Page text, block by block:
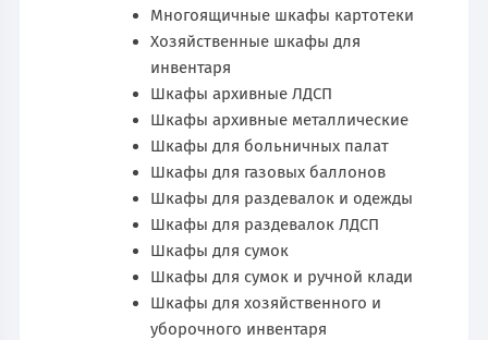
Многоящичные шкафы картотеки
Хозяйственные шкафы для
инвентаря
Шкафы архивные ЛДСП
Шкафы архивные металлические
Шкафы для больничных палат
Шкафы для газовых баллонов
Шкафы для раздевалок и одежды
Шкафы для раздевалок ЛДСП
Шкафы для сумок
Шкафы для сумок и ручной клади
Шкафы для хозяйственного и
уборочного инвентаря